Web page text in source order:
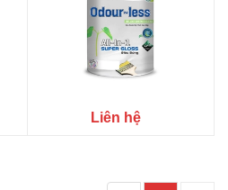
Liên hệ